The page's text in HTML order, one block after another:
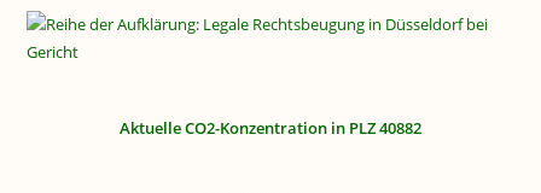
Aktuelle CO2-Konzentration in PLZ 40882